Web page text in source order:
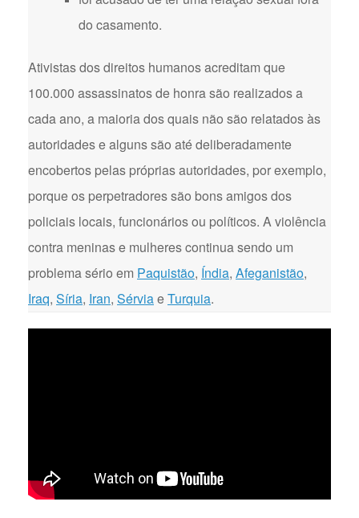
do casamento.
Ativistas dos direitos humanos acreditam que
100.000 assassinatos de honra são realizados a
cada ano, a maioria dos quais não são relatados às
autoridades e alguns são até deliberadamente
encobertos pelas próprias autoridades, por exemplo,
porque os perpetradores são bons amigos dos
policiais locais, funcionários ou políticos. A violência
contra meninas e mulheres continua sendo um
problema sério em Paquistão, Índia, Afeganistão,
Iraq, Síria, Iran, SérviaeTurquia.